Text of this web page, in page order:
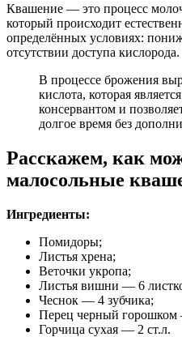
Квашение — это процесс
который происходит
определённых условиях:
отсутствии доступа кислорода.
В процессе брожения
кислота, которая
консервантом и
долгое время без
Расскажем, как
малосольные
Ингредиенты:
Помидоры;
Листья хрена;
Веточки укропа;
Листья вишни — 6
Чеснок — 4 зубчика;
Перец черный
Горчица сухая — 2 ст.л.